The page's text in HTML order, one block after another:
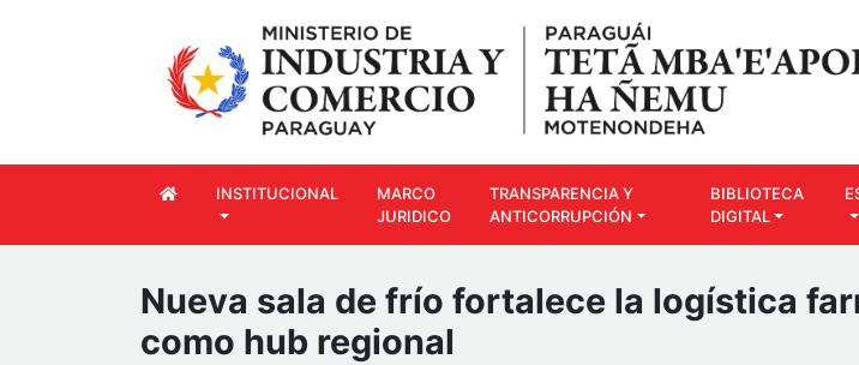
INSTITUCIONAL
MARCO
JURIDICO
TRANSPARENCIA Y
ANTICORRUPCIÓN
BIBLIOTECA
DIGITAL
Nueva sala de frío fortalece la logística
como hub regional